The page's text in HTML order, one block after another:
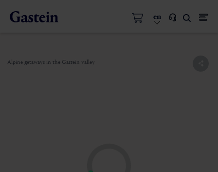
en
Alpine getaways in the Gastein valley